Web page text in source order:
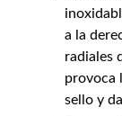
a la
radiales
provoca
sello y